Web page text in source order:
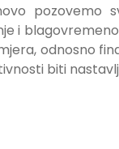
pozovemo
i
odnosno
biti